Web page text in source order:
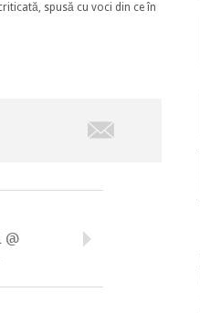
spusă cu voci din ce în